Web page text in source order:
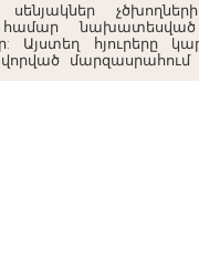
սենյակներ
համար
Այստեղ հյուրերը